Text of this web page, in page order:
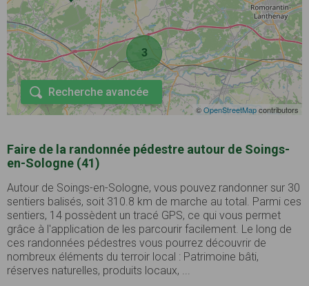
3
©OpenStreetMapcontributors
Recherche avancée
Faire de la randonnée pédestre autour de Soings-
en-Sologne (41)
Autour de Soings-en-Sologne, vous pouvez randonner sur 30
sentiers balisés, soit 310.8 km de marche au total. Parmi ces
sentiers, 14 possèdent un tracé GPS, ce qui vous permet
grâce à l'application de les parcourir facilement. Le long de
ces randonnées pédestres vous pourrez découvrir de
nombreux éléments du terroir local : Patrimoine bâti,
réserves naturelles, produits locaux, ...